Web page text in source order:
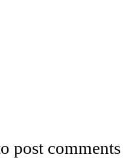
post comments